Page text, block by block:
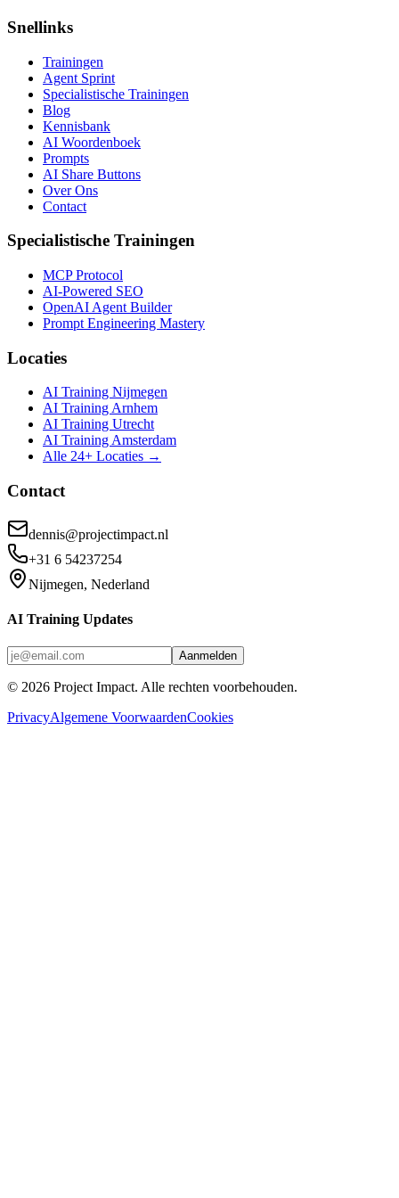
Snellinks
Trainingen
Agent Sprint
Specialistische Trainingen
Blog
Kennisbank
AI Woordenboek
Prompts
AI Share Buttons
Over Ons
Contact
Specialistische Trainingen
MCP Protocol
AI-Powered SEO
OpenAI Agent Builder
Prompt Engineering Mastery
Locaties
AI Training Nijmegen
AI Training Arnhem
AI Training Utrecht
AI Training Amsterdam
Alle 24+ Locaties →
Contact
dennis@projectimpact.nl
+31 6 54237254
Nijmegen, Nederland
AI Training Updates
Aanmelden
© 2026 Project Impact. Alle rechten voorbehouden.
PrivacyAlgemene VoorwaardenCookies